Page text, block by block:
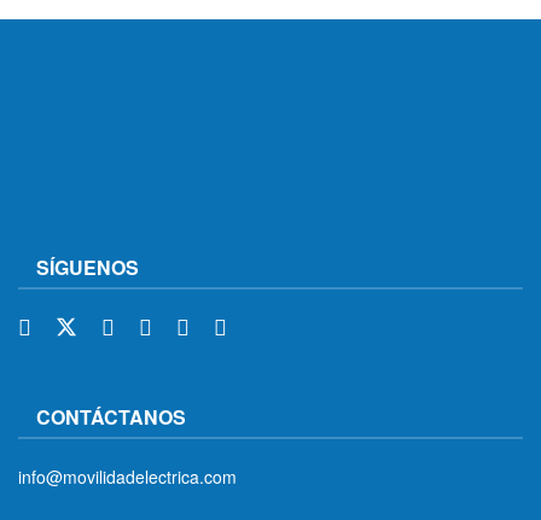
SÍGUENOS
CONTÁCTANOS
info@movilidadelectrica.com